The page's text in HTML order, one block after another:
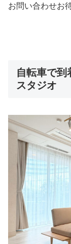
お問い合わせお
自転車で到
スタジオ